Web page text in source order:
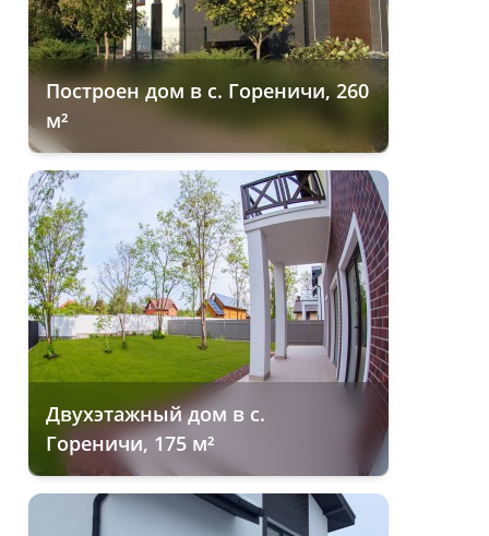
Построен дом в с. Гореничи, 260
м²
Двухэтажный дом в с.
Гореничи, 175 м²